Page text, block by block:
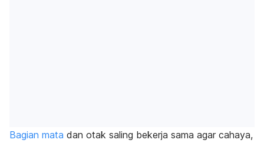
Bagian mata dan otak saling bekerja sama agar cahaya,